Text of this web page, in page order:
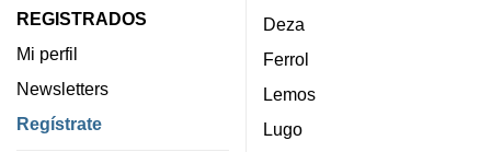
REGISTRADOS
Mi perfil
Newsletters
Regístrate
Deza
Ferrol
Lemos
Lugo